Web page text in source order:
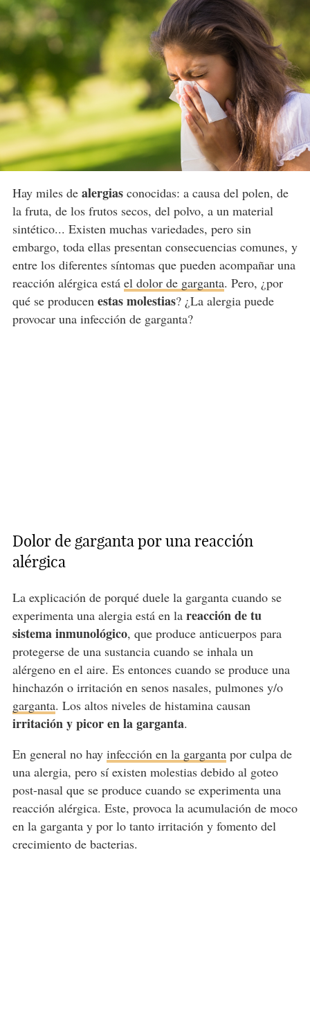
Hay miles dealergiasconocidas: a causa del polen, de
la fruta, de los frutos secos, del polvo, a un material
sintético... Existen muchas variedades, pero sin
embargo, toda ellas presentan consecuencias comunes, y
entre los diferentes síntomas que pueden acompañar una
reacción alérgica está el dolor de garganta. Pero, ¿por
qué se producen estas molestias? ¿La alergia puede
provocar una infección de garganta?
Dolor de garganta por una reacción
alérgica
La explicación de porqué duele la garganta cuando se
experimenta una alergia está en la reacción de tu
sistema inmunológico, que produce anticuerpos para
protegerse de una sustancia cuando se inhala un
alérgeno en el aire. Es entonces cuando se produce una
hinchazón o irritación en senos nasales, pulmones y/o
garganta. Los altos niveles de histamina causan
irritación y picor en la garganta.
En general no hay infección en la gargantapor culpa de
una alergia, pero sí existen molestias debido al goteo
post-nasal que se produce cuando se experimenta una
reacción alérgica. Este, provoca la acumulación de moco
en la garganta y por lo tanto irritación y fomento del
crecimiento de bacterias.